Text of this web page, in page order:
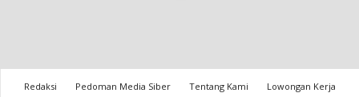
Redaksi Pedoman Media Siber Tentang Kami
Lowongan Kerja